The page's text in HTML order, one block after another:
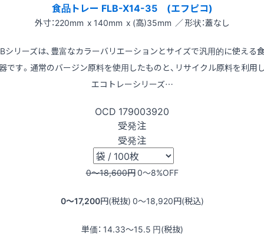
食品トレー FLB-X14-35 (エフピコ)
外寸：220mm x 140mm x (高)35mm ／ 形状：蓋なし
シリーズは、豊富なカラーバリエーションとサイズで汎用的に使える
です。通常のバージン原料を使用したものと、リサイクル原料を利用
エコトレーシリーズ…
OCD 179003920
受発注
受発注
0〜18,600円0〜8%OFF
0〜17,200円(税抜) 0〜18,920円(税込)
単価： 14.33〜15.5 円(税抜)